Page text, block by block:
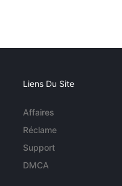
Liens Du Site
Affaires
Réclame
Support
DMCA